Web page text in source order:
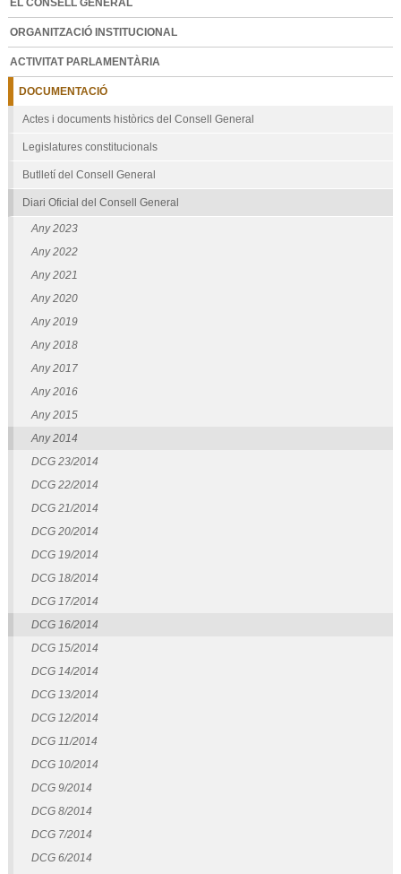
EL CONSELL GENERAL
ORGANITZACIÓ INSTITUCIONAL
ACTIVITAT PARLAMENTÀRIA
DOCUMENTACIÓ
Actes i documents històrics del Consell General
Legislatures constitucionals
Butlletí del Consell General
Diari Oficial del Consell General
Any 2023
Any 2022
Any 2021
Any 2020
Any 2019
Any 2018
Any 2017
Any 2016
Any 2015
Any 2014
DCG 23/2014
DCG 22/2014
DCG 21/2014
DCG 20/2014
DCG 19/2014
DCG 18/2014
DCG 17/2014
DCG 16/2014
DCG 15/2014
DCG 14/2014
DCG 13/2014
DCG 12/2014
DCG 11/2014
DCG 10/2014
DCG 9/2014
DCG 8/2014
DCG 7/2014
DCG 6/2014